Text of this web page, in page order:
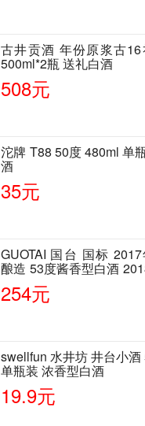
古井贡酒 年份原浆古
500ml*2瓶 送礼白酒
508元
沱牌 T88 50度 480ml 单
酒
35元
GUOTAI 国台 国标
酿造 53度酱香型白酒
单瓶装
254元
swellfun 水井坊 井台小酒
单瓶装 浓香型白酒
19.9元